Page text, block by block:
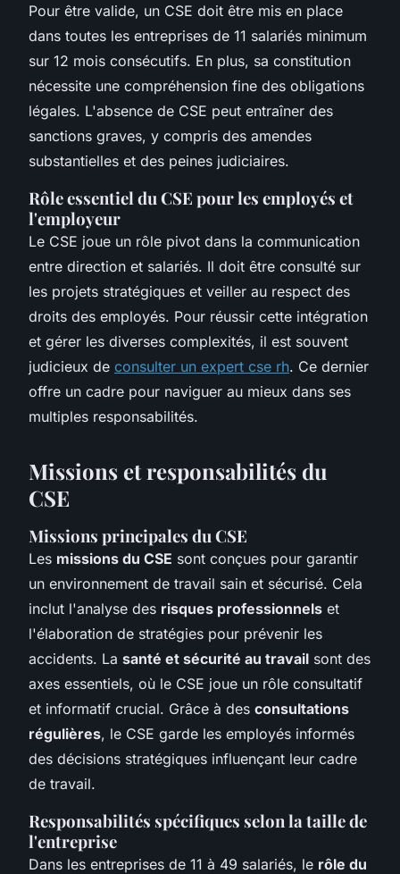
Pour être valide, un CSE doit être mis en place
dans toutes les entreprises de 11 salariés minimum
sur 12 mois consécutifs. En plus, sa constitution
nécessite une compréhension fine des obligations
légales. L'absence de CSE peut entraîner des
sanctions graves, y compris des amendes
substantielles et des peines judiciaires.
Rôle essentiel du CSE pour les employés et
l'employeur
Le CSE joue un rôle pivot dans la communication
entre direction et salariés. Il doit être consulté sur
les projets stratégiques et veiller au respect des
droits des employés. Pour réussir cette intégration
et gérer les diverses complexités, il est souvent
judicieux de consulter un expert cse rh. Ce dernier
offre un cadre pour naviguer au mieux dans ses
multiples responsabilités.
Missions et responsabilités du
CSE
Missions principales du CSE
Les missions du CSE sont conçues pour garantir
un environnement de travail sain et sécurisé. Cela
inclut l'analyse des risques professionnels et
l'élaboration de stratégies pour prévenir les
accidents. La santé et sécurité au travail sont des
axes essentiels, où le CSE joue un rôle consultatif
et informatif crucial. Grâce à des consultations
régulières, le CSE garde les employés informés
des décisions stratégiques influençant leur cadre
de travail.
Responsabilités spécifiques selon la taille de
l'entreprise
Dans les entreprises de 11 à 49 salariés, le rôle du